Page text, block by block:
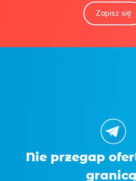
Zapisz się
Nie przegap